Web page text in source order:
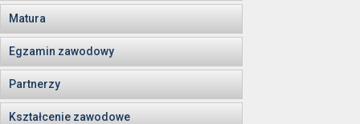
Matura
Egzamin zawodowy
Partnerzy
Kształcenie zawodowe